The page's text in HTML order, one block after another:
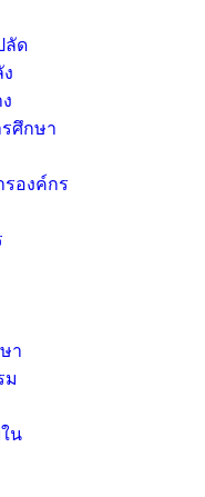
ลัด
ศึกษา
รองค์กร
า
ม
น